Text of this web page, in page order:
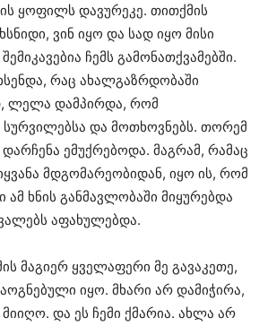
ყოფილს დავურეკე. თითქმის
ვინ იყო და სად იყო მისი
ჩემს გამონათქვამებში.
რაც ახალგაზრდობაში
ლელა დამპირდა, რომ
სურვილებსა და მოთხოვნებს. თორემ
ემუქრებოდა. მაგრამ, რამაც
მდგომარეობიდან, იყო ის, რომ
ამ ხნის განმავლობაში მიყურებდა
აფახულებდა.
მაგიერ ყველაფერი მე გავაკეთე,
იყო. მხარი არ დამიჭირა,
და ეს ჩემი ქმარია. ახლა არ